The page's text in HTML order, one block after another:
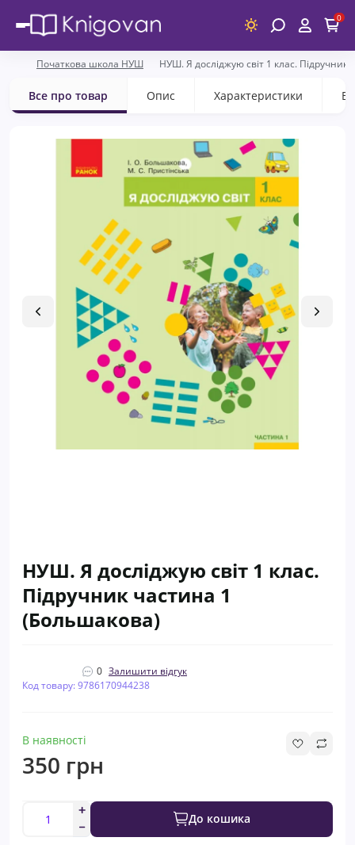
0
Початкова школа НУШ НУШ. Я досліджую світ 1 клас.
Все про товар Опис Характеристики
НУШ. Я досліджую світ 1 клас.
Підручник частина 1
(Большакова)
0 Залишити відгук
Код товару: 9786170944238
В наявності
350 грн
До кошика